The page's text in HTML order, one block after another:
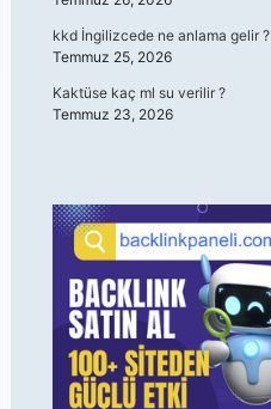
kkd İngilizcede ne anlama gelir ?
Temmuz 25, 2026
Kaktüse kaç ml su verilir ?
Temmuz 23, 2026